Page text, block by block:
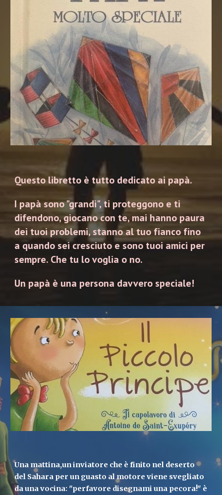
Questo libretto è tutto dedicato ai papà.
I papà sono "grandi", ti proteggono e ti
difendono, giocano con te, mai hanno paura
dei tuoi problemi, stanno al tuo fianco fino
a quando sei cresciuto e sono tuoi amici per
sempre. Che tu lo voglia o no.
Un papà è una persona davvero speciale!
Una mattina,un inviatore che è finito nel deserto
del Sahara per un guasto al motore viene svegliato
da una vocina: "perfavore disegnami una pecora!" è